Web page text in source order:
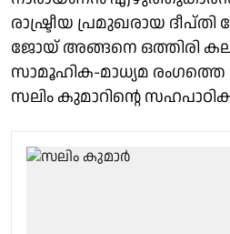
രാഷ്ട്രീയ പ്രമുഖരായ ദീപ്തി
ജോയ് അങ്ങനെ ഒത്തിരി
സാമൂഹിക-മാധ്യമ രംഗത്തെ
സലിം കുമാറിന്റെ